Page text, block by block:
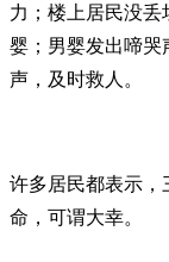
力；楼上居民没丢
婴；男婴发出啼哭
声，及时救人。
许多居民都表示，
命，可谓大幸。